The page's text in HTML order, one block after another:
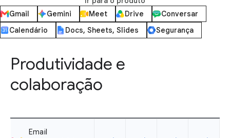
Gmail
Gemini Meet Drive
Conversar
Calendário
Docs, Sheets, Slides Segurança
Produtividade e
colaboração
Email